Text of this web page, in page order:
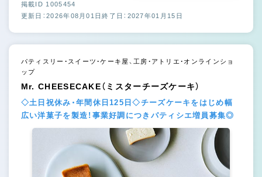
掲載ID 1005454
更新日：2026年08月01日終了日：2027年01月15日
パティスリー・スイーツ・ケーキ屋、工房・アトリエ・オンラインショ
ップ
Mr. CHEESECAKE（ミスターチーズケーキ）
◇土日祝休み・年間休日125日◇チーズケーキをはじめ幅
広い洋菓子を製造！事業好調につきパティシエ増員募集◎